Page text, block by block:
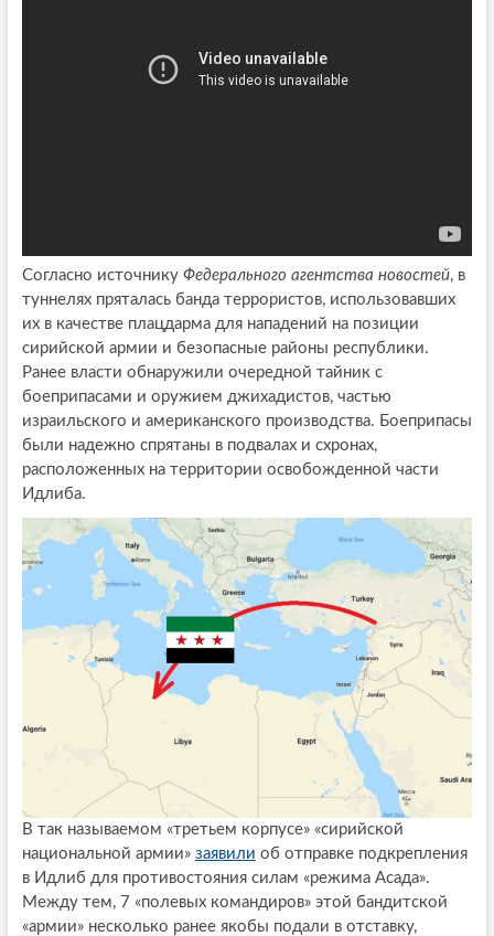
Согласно источнику Федерального агентства новостей, в
туннелях пряталась банда террористов, использовавших
их в качестве плацдарма для нападений на позиции
сирийской армии и безопасные районы республики.
Ранее власти обнаружили очередной тайник с
боеприпасами и оружием джихадистов, частью
израильского и американского производства. Боеприпасы
были надежно спрятаны в подвалах и схронах,
расположенных на территории освобожденной части
Идлиба.
В так называемом «третьем корпусе» «сирийской
национальной армии» заявили об отправке подкрепления
в Идлиб для противостояния силам «режима Асада».
Между тем, 7 «полевых командиров» этой бандитской
«армии» несколько ранее якобы подали в отставку,